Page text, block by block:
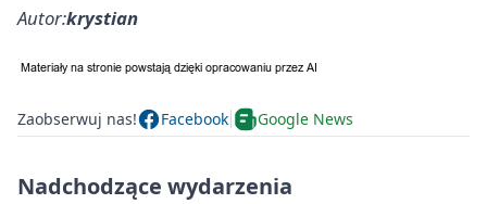
Autor:krystian
Zaobserwuj nas! Facebook Google News
Nadchodzące wydarzenia